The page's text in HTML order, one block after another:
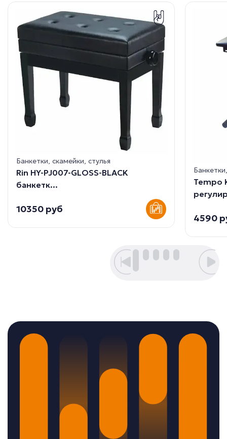
Банкетки, скамейки, стулья
Rin HY-PJ007-GLOSS-BLACK
банкетк...
10350 руб
Tempo
4590